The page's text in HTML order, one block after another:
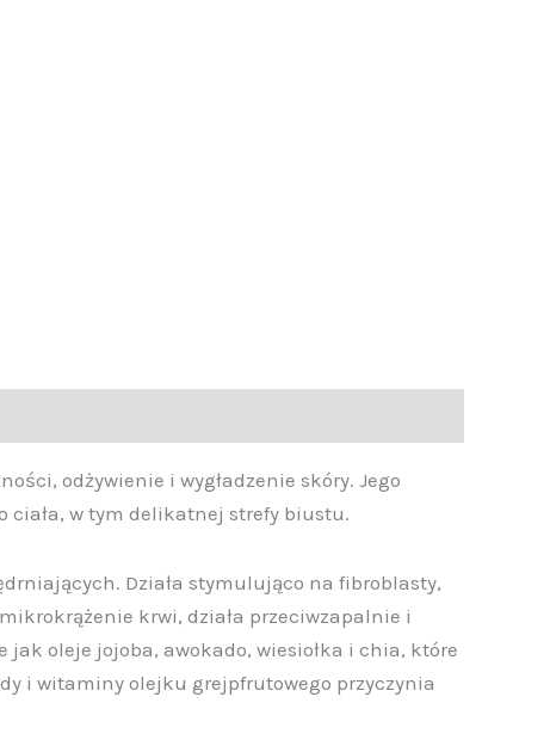
odżywienie i wygładzenie skóry. Jego
ciała, w tym delikatnej strefy biustu.
Działa stymulująco na fibroblasty,
krwi, działa przeciwzapalnie i
oleje jojoba, awokado, wiesiołka i chia, które
i witaminy olejku grejpfrutowego przyczynia